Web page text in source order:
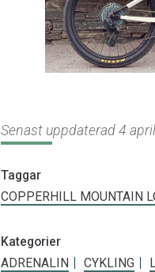
Senast uppdaterad 4
Taggar
COPPERHILL MOUNTAIN
Kategorier
ADRENALIN
CYKLING